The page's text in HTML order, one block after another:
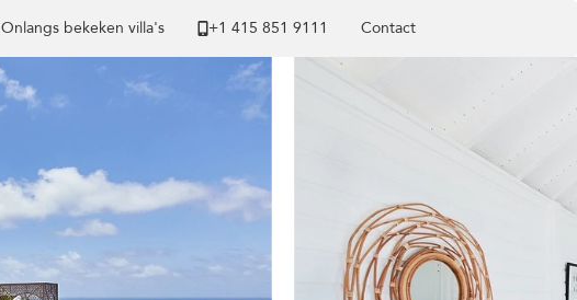
Onlangs bekeken villa's +1 ​415 851 9111 Contact